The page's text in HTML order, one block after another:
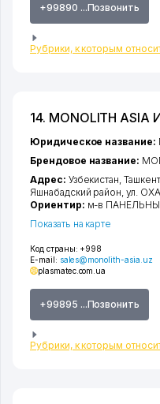
+99890 ...Позвонить
Рубрики, к которым
14. MONOLITH
Код страны: +998
E-mail: sales@monolith-asia.uz
plasmatec.com.ua
+99895 ...Позвонить
Рубрики, к которым
Юридическое название:
Брендовое название:
Адрес: Узбекистан,
Яшнабадский район ,ул.
Ориентир: м-в
Показать на карте